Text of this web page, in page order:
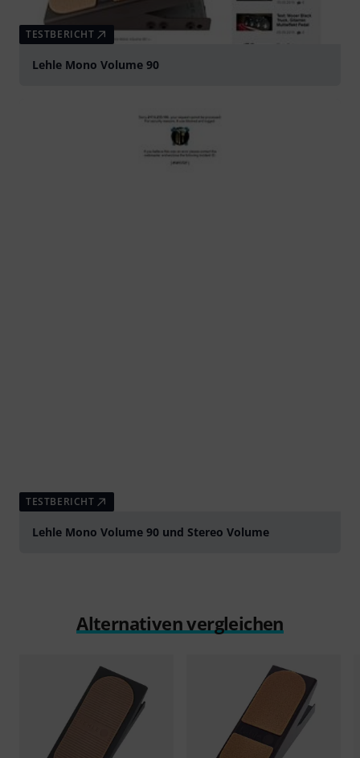
TESTBERICHT
Lehle Mono Volume 90
TESTBERICHT
Lehle Mono Volume 90 und Stereo Volume
Alternativen vergleichen